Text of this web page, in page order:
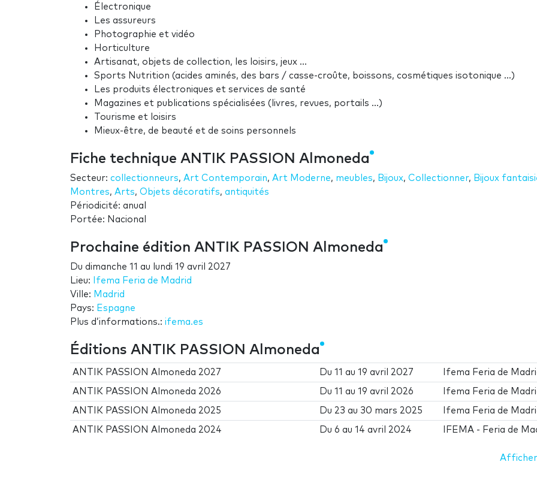
Électronique
Les assureurs
Photographie et vidéo
Horticulture
Artisanat, objets de collection, les loisirs, jeux ...
Sports Nutrition (acides aminés, des bars / casse-croûte, boissons, cosmétiques isotonique ...)
Les produits électroniques et services de santé
Magazines et publications spécialisées (livres, revues, portails ...)
Tourisme et loisirs
Mieux-être, de beauté et de soins personnels
Fiche technique ANTIK PASSION Almoneda
Secteur: collectionneurs, Art Contemporain, Art Moderne, meubles, Bijoux, Collectionner, Bijoux
Montres, Arts, Objets décoratifs, antiquités
Périodicité: anual
Portée: Nacional
Prochaine édition ANTIK PASSION Almoneda
Du dimanche 11 au lundi 19 avril 2027
Lieu:
Ifema Feria de Madrid
Ville: Madrid
Pays: Espagne
Plus d’informations.: ifema.es
Éditions ANTIK PASSION Almoneda
ANTIK PASSION Almoneda 2027 Du11 au19 avril 2027 Ifema Feria de
ANTIK PASSION Almoneda 2026 Du11 au19 avril 2026 Ifema Feria de
ANTIK PASSION Almoneda 2025 Du 23 au 30 mars 2025 Ifema Feria de
ANTIK PASSION Almoneda 2024 Du6 au14 avril 2024 IFEMA - Feria de